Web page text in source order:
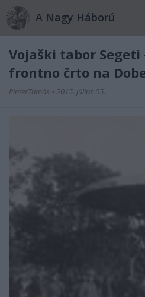
A Nagy Háború
Vojaški tabor Segeti
frontno črto na
PintérTamás • 2015. július 05.